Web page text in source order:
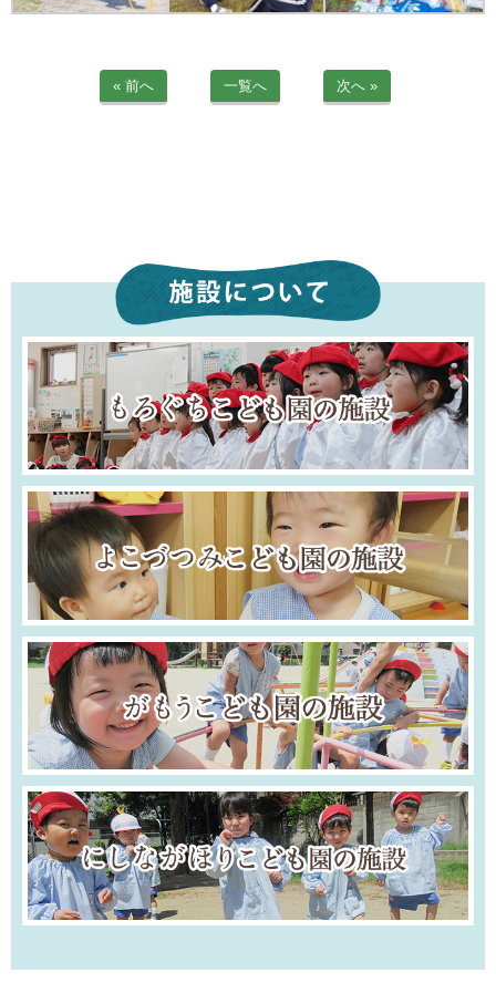
« 前へ 一覧へ 次へ »
防災計画